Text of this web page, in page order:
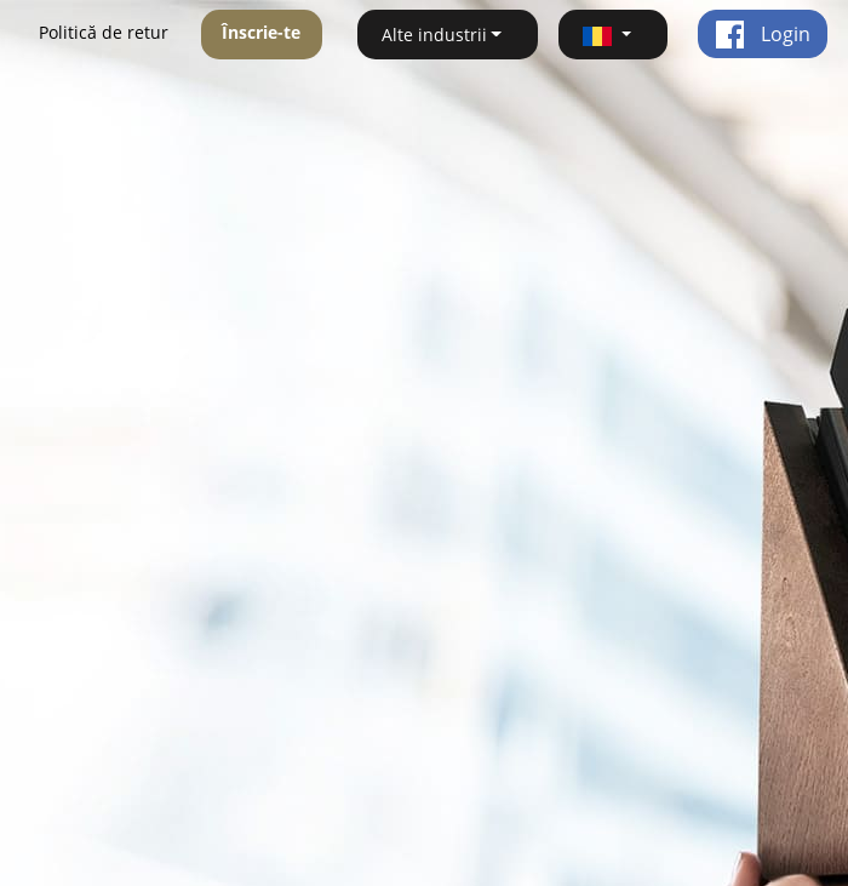
Politică de retur Înscrie-te Alte industrii Login